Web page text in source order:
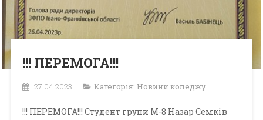
!!! ПЕРЕМОГА!!!
27.04.2023 Категорія: Новини коледжу
!!! ПЕРЕМОГА!!! Студент групи М-8 Назар Семків